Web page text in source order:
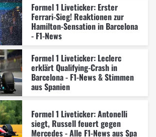
Formel 1 Liveticker: Erster
Ferrari-Sieg! Reaktionen zur
Hamilton-Sensation in Barcelona
- F1-News
Formel 1 Liveticker: Leclerc
erklärt Qualifying-Crash in
Barcelona - F1-News & Stimmen
aus Spanien
Formel 1 Liveticker: Antonelli
siegt, Russell feuert gegen
Mercedes - Alle F1-News aus Spa